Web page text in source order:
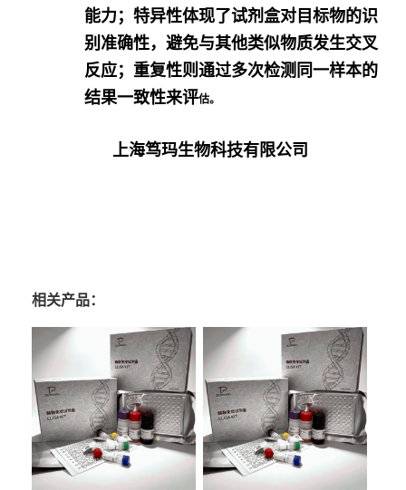
能力；特异性体现了试剂盒对目标物的识
别准确性，避免与其他类似物质发生交叉
反应；重复性则通过多次检测同一样本的
结果一致性来评估。
上海笃玛生物科技有限公司
相关产品：